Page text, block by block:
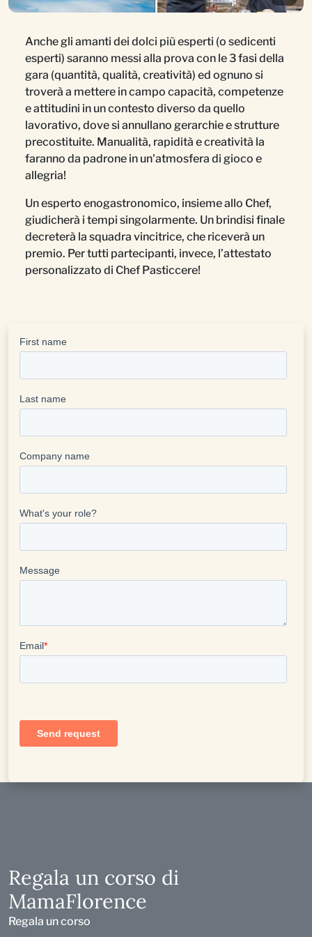
Anche gli amanti dei dolci più esperti (o sedicenti
esperti) saranno messi alla prova con le 3 fasi della
gara (quantità, qualità, creatività) ed ognuno si
troverà a mettere in campo capacità, competenze
e attitudini in un contesto diverso da quello
lavorativo, dove si annullano gerarchie e strutture
precostituite. Manualità, rapidità e creatività la
faranno da padrone in un'atmosfera di gioco e
allegria!
Un esperto enogastronomico, insieme allo Chef,
giudicherà i tempi singolarmente. Un brindisi finale
decreterà la squadra vincitrice, che riceverà un
premio. Per tutti partecipanti, invece, l’attestato
personalizzato di Chef Pasticcere!
Regala un corso di
MamaFlorence
Regala un corso